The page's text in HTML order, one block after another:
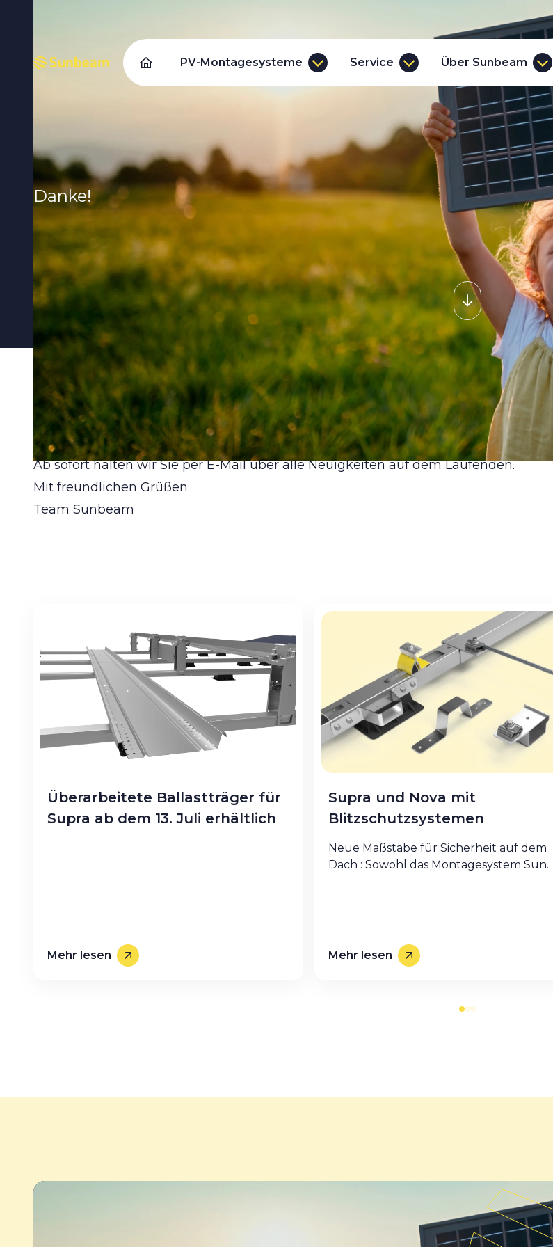
PV-Montagesysteme Service Über Sunbeam
Danke!
Vielen Dank für Ihr Interesse.
Ab sofort halten wir Sie per E-Mail über alle Neuigkeiten auf dem Laufenden.
Mit freundlichen Grüßen
Team Sunbeam
Überarbeitete Ballastträger für
Supra ab dem 13. Juli erhältlich
Mehr lesen
Supra und Nova mit
Blitzschutzsystemen
Neue Maßstäbe für Sicherheit auf dem
Dach : Sowohl das Montagesystem Sun...
Mehr lesen